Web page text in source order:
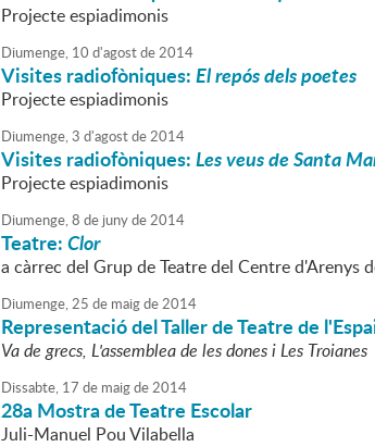
Projecte espiadimonis
Diumenge, 10 d'agostde2014
Visites radiofòniques:El repós dels poetes
Projecte espiadimonis
Diumenge,3 d'agostde2014
Visites radiofòniques:Les veus de Santa
Projecte espiadimonis
Diumenge,8 de junyde2014
Teatre:Clor
a càrrec del Grup de Teatre del Centre d'Arenys
Diumenge,25 de maigde2014
Representació del Taller de Teatre de
Va de grecs, L'assemblea de les dones i Les Troianes
Dissabte, 17 de maigde2014
28a Mostra de Teatre Escolar
Juli-Manuel Pou Vilabella